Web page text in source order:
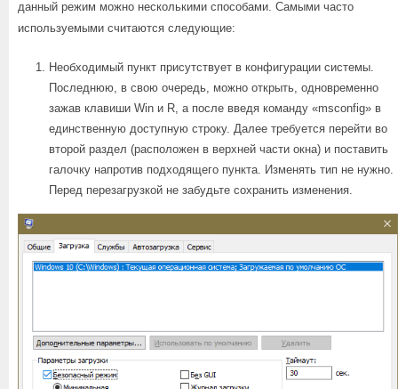
данный режим можно несколькими способами. Самыми часто
используемыми считаются следующие:
Необходимый пункт присутствует в конфигурации системы.
Последнюю, в свою очередь, можно открыть, одновременно
зажав клавиши Win и R, а после введя команду «msconfig» в
единственную доступную строку. Далее требуется перейти во
второй раздел (расположен в верхней части окна) и поставить
галочку напротив подходящего пункта. Изменять тип не нужно.
Перед перезагрузкой не забудьте сохранить изменения.